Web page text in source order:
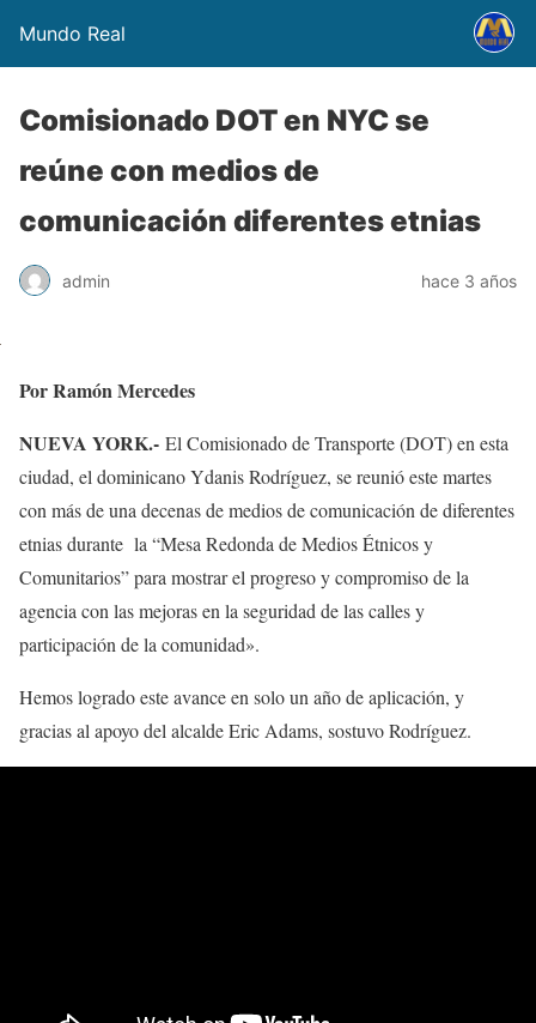
Mundo Real
Comisionado DOT en NYC se
reúne con medios de
comunicación diferentes etnias
admin hace 3 años
Por Ramón Mercedes
NUEVA YORK.- El Comisionado de Transporte (DOT) en esta
ciudad, el dominicano Ydanis Rodríguez, se reunió este martes
con más de una decenas de medios de comunicación de diferentes
etnias durante la “Mesa Redonda de Medios Étnicos y
Comunitarios” para mostrar el progreso y compromiso de la
agencia con las mejoras en la seguridad de las calles y
participación de la comunidad».
Hemos logrado este avance en solo un año de aplicación, y
gracias al apoyo del alcalde Eric Adams, sostuvo Rodríguez.